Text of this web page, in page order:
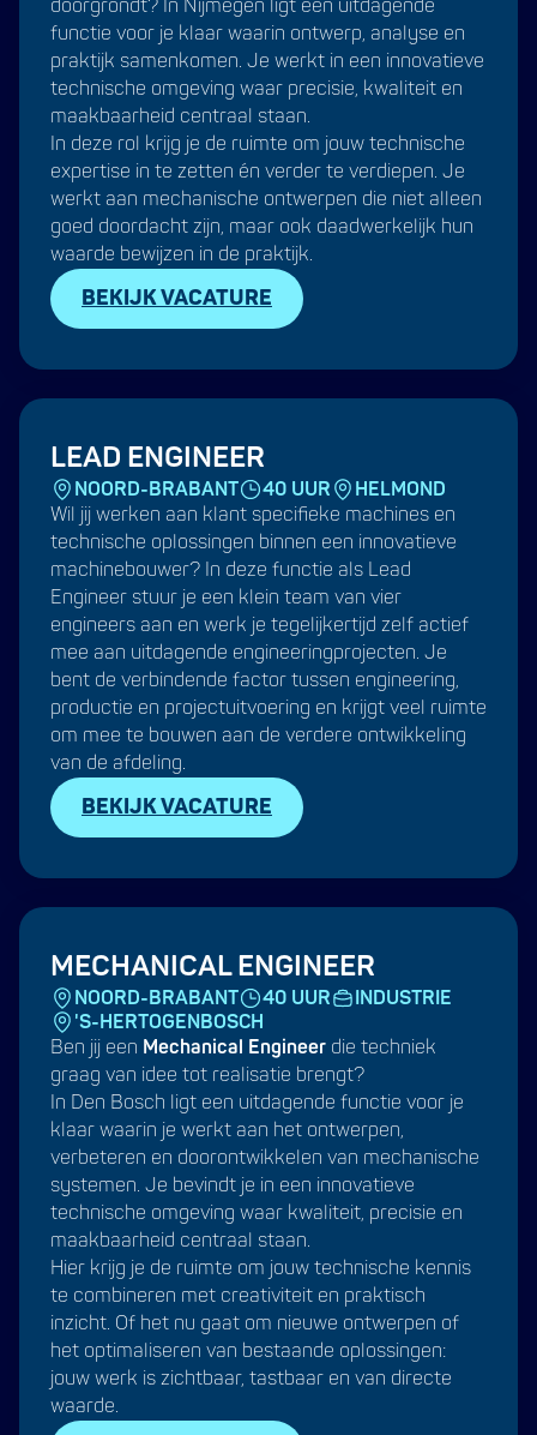
doorgrondt? In Nijmegen ligt een uitdagende
functie voor je klaar waarin ontwerp, analyse en
praktijk samenkomen. Je werkt in een innovatieve
technische omgeving waar precisie, kwaliteit en
maakbaarheid centraal staan.
In deze rol krijg je de ruimte om jouw technische
expertise in te zetten én verder te verdiepen. Je
werkt aan mechanische ontwerpen die niet alleen
goed doordacht zijn, maar ook daadwerkelijk hun
waarde bewijzen in de praktijk.
BEKIJK VACATURE
LEAD ENGINEER
NOORD-BRABANT 40 UUR
HELMOND
Wil jij werken aan klant specifieke machines en
technische oplossingen binnen een innovatieve
machinebouwer? In deze functie als Lead
Engineer stuur je een klein team van vier
engineers aan en werk je tegelijkertijd zelf actief
mee aan uitdagende engineeringprojecten. Je
bent de verbindende factor tussen engineering,
productie en projectuitvoering en krijgt veel ruimte
om mee te bouwen aan de verdere ontwikkeling
van de afdeling.
BEKIJK VACATURE
MECHANICAL ENGINEER
NOORD-BRABANT 40 UUR
INDUSTRIE
'S-HERTOGENBOSCH
Ben jij een Mechanical Engineer die techniek
graag van idee tot realisatie brengt?
In Den Bosch ligt een uitdagende functie voor je
klaar waarin je werkt aan het ontwerpen,
verbeteren en doorontwikkelen van mechanische
systemen. Je bevindt je in een innovatieve
technische omgeving waar kwaliteit, precisie en
maakbaarheid centraal staan.
Hier krijg je de ruimte om jouw technische kennis
te combineren met creativiteit en praktisch
inzicht. Of het nu gaat om nieuwe ontwerpen of
het optimaliseren van bestaande oplossingen:
jouw werk is zichtbaar, tastbaar en van directe
waarde.